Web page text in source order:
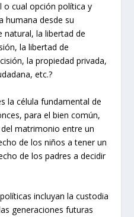
o cual opción política y
humana desde su
natural, la libertad de
la libertad de
la propiedad privada,
etc.?
la célula fundamental de
para el bien común,
matrimonio entre un
de los niños a tener un
de los padres a decidir
incluyan la custodia
generaciones futuras